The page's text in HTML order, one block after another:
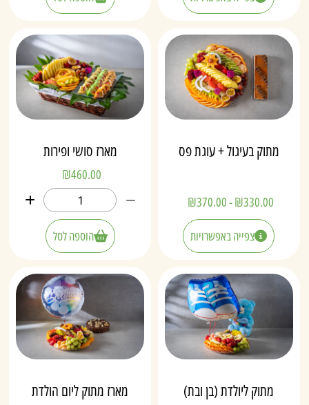
מתוק בעיגול + עוגת פס
₪330.00
-
₪370.00
צפייה באפשרויות
מארז סושי ופירות
₪460.00
הוספה לסל
מתוק ליולדת (בן ובת) מארז מתוק ליום הולדת